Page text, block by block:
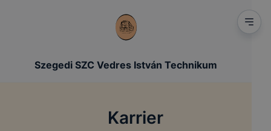
Szegedi SZC Vedres István Technikum
Karrier